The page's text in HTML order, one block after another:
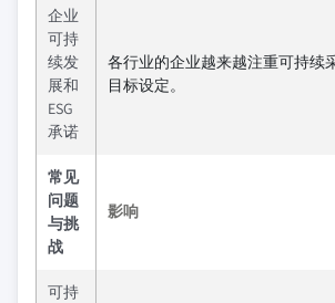
企业
可持
续发
展和
ESG
承诺
各行业的企业越来越注重可持续
目标设定。
常见
问题
与挑
战
影响
可持